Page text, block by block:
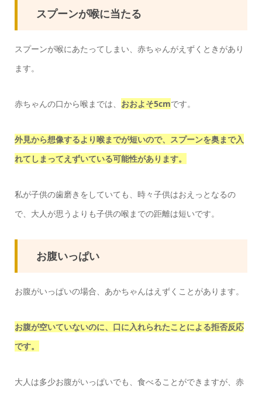
スプーンが喉に当たる
スプーンが喉にあたってしまい、赤ちゃんがえずくときがあり
ます。
赤ちゃんの口から喉までは、 おおよそ5cmです。
外見から想像するより喉までが短いので、スプーンを奥まで入
れてしまってえずいている可能性があります。
私が子供の歯磨きをしていても、時々子供はおえっとなるの
で、大人が思うよりも子供の喉までの距離は短いです。
お腹いっぱい
お腹がいっぱいの場合、あかちゃんはえずくことがあります。
お腹が空いていないのに、口に入れられたことによる拒否反応
です。
大人は多少お腹がいっぱいでも、食べることができますが、赤